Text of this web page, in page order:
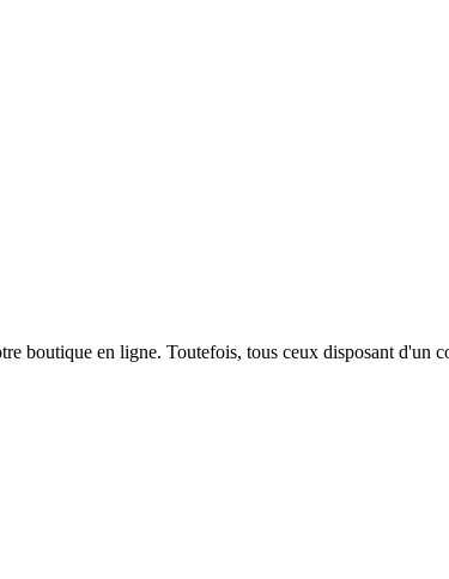
boutique en ligne. Toutefois, tous ceux disposant d'un